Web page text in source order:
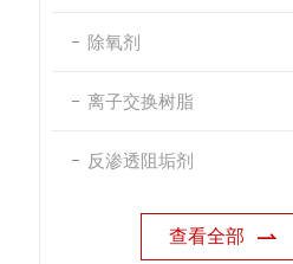
除氧剂
离子交换树脂
反渗透阻垢剂
查看全部